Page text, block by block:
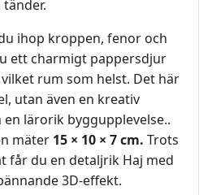
ihop kroppen, fenor och
ett charmigt pappersdjur
rum som helst. Det här
utan även en kreativ
lärorik byggupplevelse..
mäter 15 × 10 × 7 cm. Trots
får du en detaljrik Haj med
3D-effekt.